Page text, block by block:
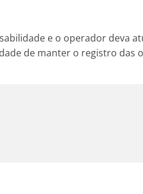
e o operador deva
de manter o registro das